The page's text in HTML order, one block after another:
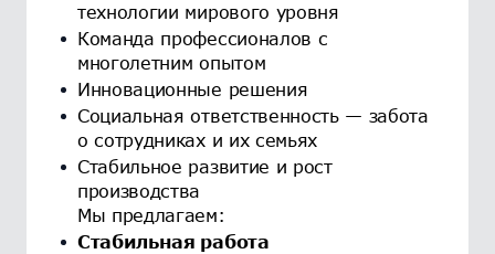
технологии мирового уровня
Команда профессионалов с
многолетним опытом
Инновационные решения
Социальная ответственность — забота
о сотрудниках и их семьях
Стабильное развитие и рост
производства
Мы предлагаем:
Стабильная работа